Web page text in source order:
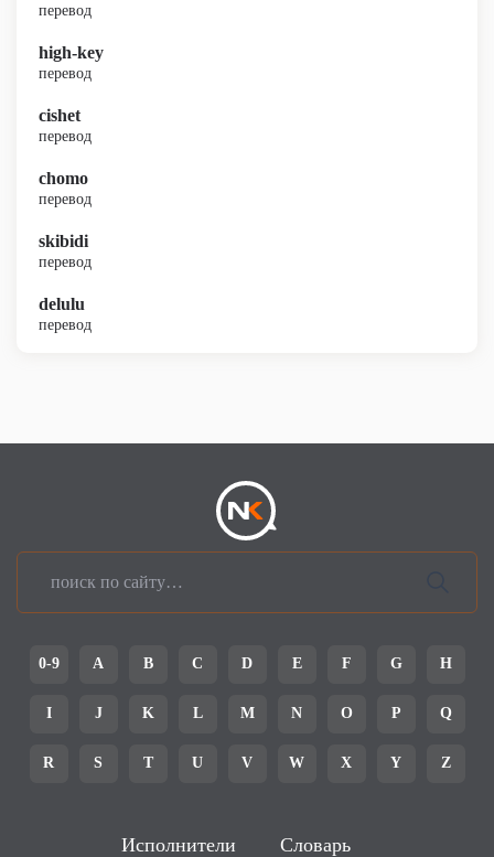
перевод
high-key
перевод
cishet
перевод
chomo
перевод
skibidi
перевод
delulu
перевод
0-9 A B C D E F G H
I J K L M N O P Q
R S T U V W X Y Z
Исполнители Словарь